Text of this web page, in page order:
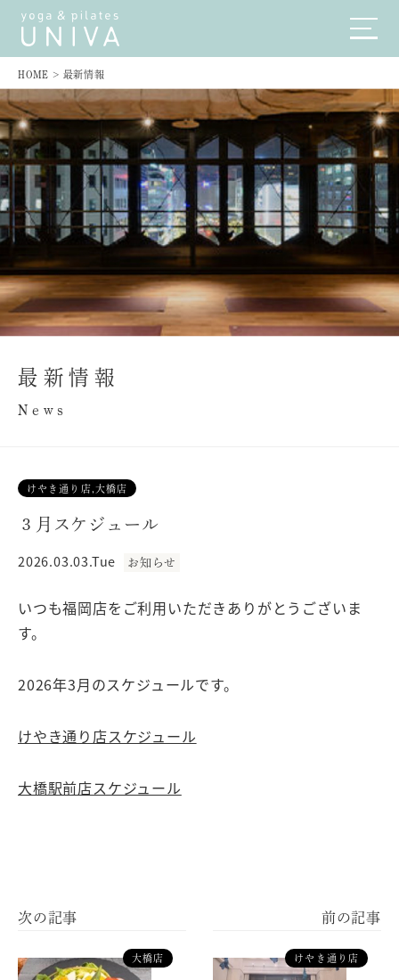
HOME > 最新情報
最新情報
News
けやき通り店,大橋店
３月スケジュール
2026.03.03.Tue お知らせ
いつも福岡店をご利用いただきありがとうございま
す。
2026年3月のスケジュールです。
けやき通り店スケジュール
大橋駅前店スケジュール
大橋店 けやき通り店